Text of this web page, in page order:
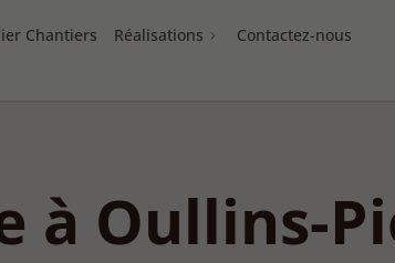
Chantiers Réalisations
Contactez-nous
à Oullins-